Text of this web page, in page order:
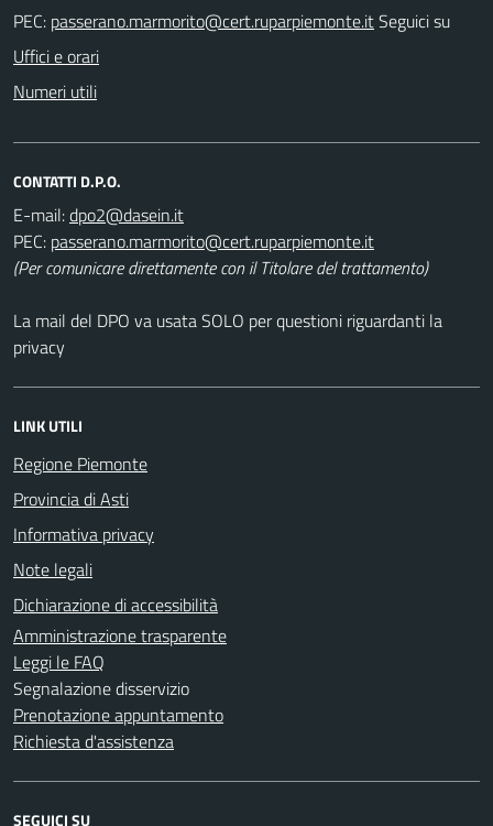
PEC:
Seguici su
Uffici e orari
Numeri utili
CONTATTI D.P.O.
E-mail:
PEC:
(Per comunicare direttamente con il Titolare del trattamento)
La mail del DPO va usata SOLO per questioni riguardanti la
privacy
LINK UTILI
Regione Piemonte
Provincia di Asti
Informativa privacy
Note legali
Dichiarazione di accessibilità
Amministrazione trasparente
Leggi le FAQ
Segnalazione disservizio
Prenotazione appuntamento
Richiesta d'assistenza
SEGUICI SU